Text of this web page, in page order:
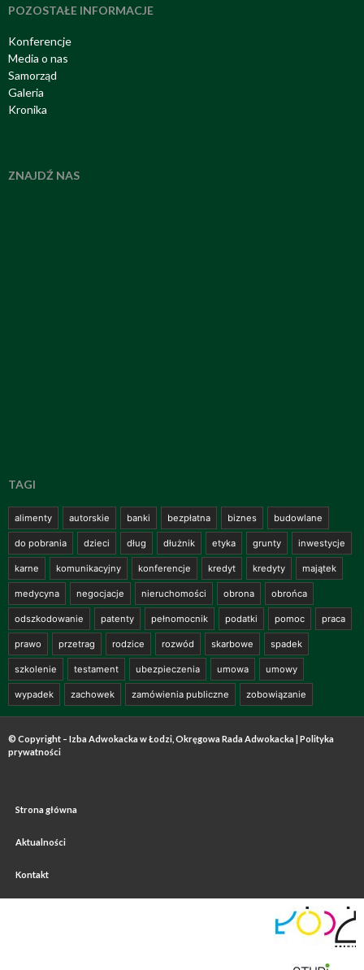
POZOSTAŁE INFORMACJE
Konferencje
Media o nas
Samorząd
Galeria
Kronika
ZNAJDŹ NAS
TAGI
alimenty autorskie banki bezpłatna biznes budowlane
do pobrania dzieci dług dłużnik etyka grunty inwestycje
karne komunikacyjny konferencje kredyt kredyty majątek
medycyna negocjacje nieruchomości obrona obrońca
odszkodowanie patenty pełnomocnik podatki pomoc praca
prawo przetrag rodzice rozwód skarbowe spadek
szkolenie testament ubezpieczenia umowa umowy
wypadek zachowek zamówienia publiczne zobowiązanie
© Copyright – Izba Adwokacka w Łodzi, Okręgowa Rada Adwokacka | Polityka
prywatności
Strona główna
Aktualności
Kontakt